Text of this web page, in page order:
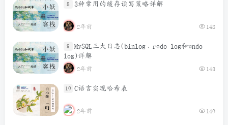
8 3种常用的缓存读写策略详解
2年前 148
9
MySQL三大日志(binlog、redo log和undo
log)详解
2年前 143
10 C语言实现哈希表
2年前 140